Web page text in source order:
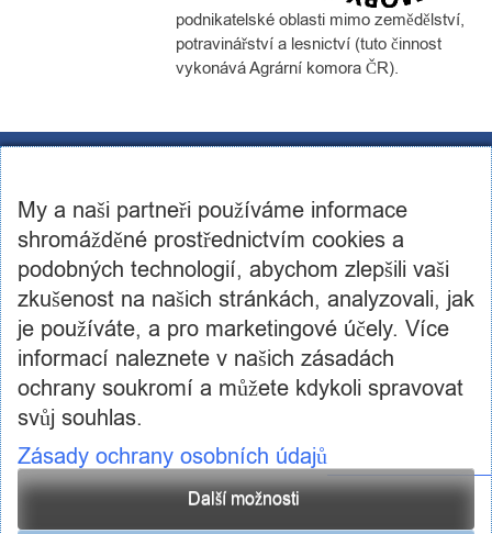
podnikatelské oblasti mimo zemědělství,
potravinářství a lesnictví (tuto činnost
vykonává Agrární komora ČR).
IČ: 03460886, DIČ: CZ03460886
+420 602 250 984 | +420 605 236 650
info@cstconsulting.cz
Společnost je zapsaná v obchodním rejstříku vedeném Městským soudem v Praze, oddíl C,
vložka 231904
My a naši partneři používáme informace
shromážděné prostřednictvím cookies a
podobných technologií, abychom zlepšili vaši
zkušenost na našich stránkách, analyzovali, jak
je používáte, a pro marketingové účely. Více
informací naleznete v našich zásadách
ochrany soukromí a můžete kdykoli spravovat
svůj souhlas.
Zásady ochrany osobních údajů
Další možnosti